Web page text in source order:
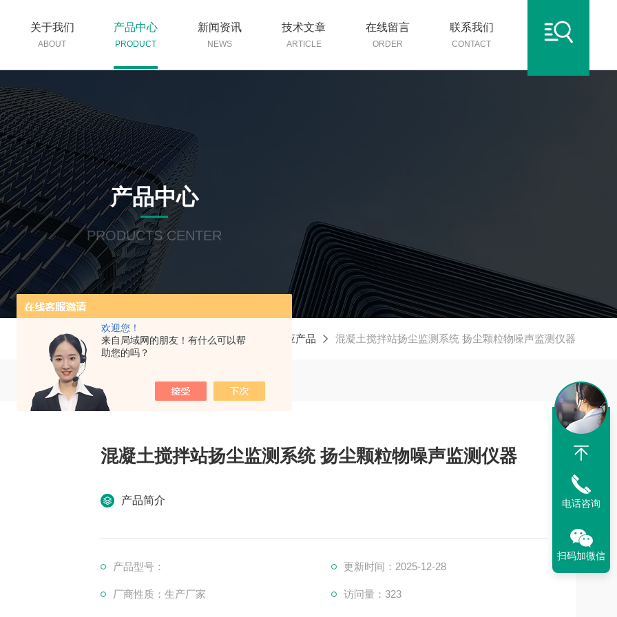
欢迎您！
来自局域网的朋友！有什么可以帮
助您的吗？
关于我们
ABOUT
产品中心
PRODUCT
新闻资讯
NEWS
技术文章
ARTICLE
在线留言
ORDER
联系我们
CONTACT
产品中心
PRODUCTS CENTER
当前位置：首页 产品中心 供应产品 混凝土搅拌站扬尘监测系统 扬尘颗粒物噪声监测仪器
混凝土搅拌站扬尘监测系统 扬尘颗粒物噪声监测仪器
产品简介
产品型号： 更新时间：2025-12-28
厂商性质：生产厂家 访问量：323
电话咨询
扫码加微信